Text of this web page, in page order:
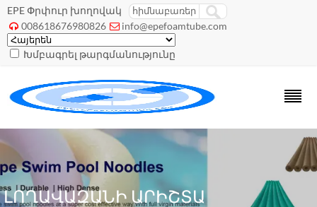
EPE Փրփուր խողովակ
 008618676980826  info@epefoamtube.com
Խմբագրել թարգմանությունը
ԼՈՂԱՎԱԶԱՆԻ ԱՐԻՇՏԱ